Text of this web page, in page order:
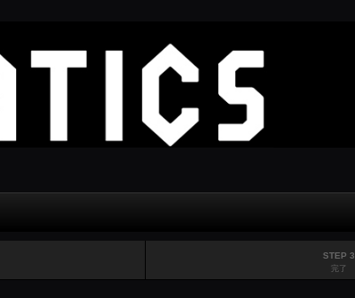
STEP 3
完了